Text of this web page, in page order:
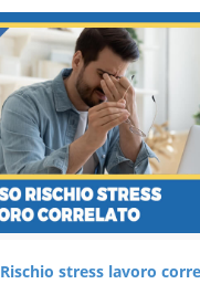
Rischio stress lavoro